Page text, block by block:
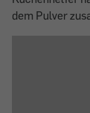
dem Pulver